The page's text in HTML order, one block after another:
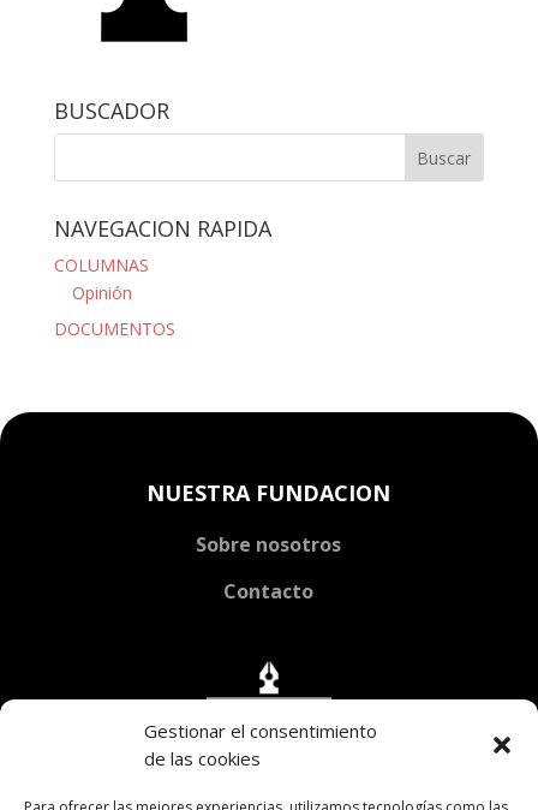
Gestionar el consentimiento
de las cookies
BUSCADOR
NAVEGACION RAPIDA
COLUMNAS
Opinión
DOCUMENTOS
NUESTRA FUNDACION
Sobre nosotros
Contacto